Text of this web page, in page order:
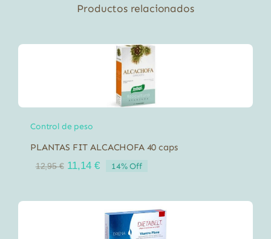
Productos relacionados
Control de peso
PLANTAS FIT ALCACHOFA 40 caps
12,95€ El
era:
11,14 €El
es:
11,14 €.
14% Off